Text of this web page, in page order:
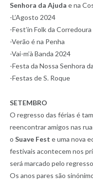
Senhora da Ajuda e na
-L’Agosto 2024
-Fest’in Folk da
-Verão é na Penha
-Vai-m’à Banda 2024
-Festa da Nossa Senhora
-Festas de S. Roque
SETEMBRO
O regresso das férias é
reencontrar amigos nas
o Suave Fest e uma nova
festivais acontecem nos
será marcado pelo
Os anos pares são